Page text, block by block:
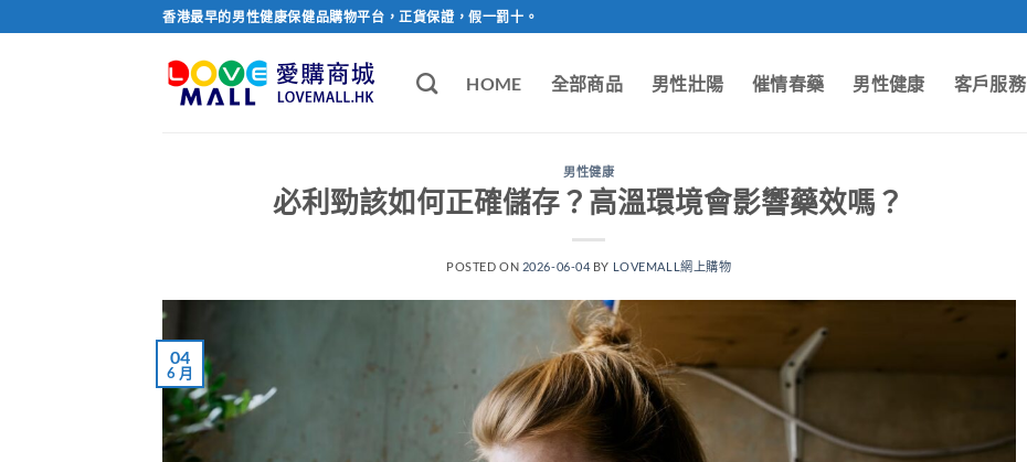
to
香港最早的男性健康保健品購物平台，正貨保證，假一罰十。
HOME 全部商品 男性壯陽 催情春藥 男性健康 客戶服務
男性健康
必利勁該如何正確儲存？高溫環境會影響藥效嗎？
POSTED ON 2026-06-04 BY LOVEMALL網上購物
04
6 月